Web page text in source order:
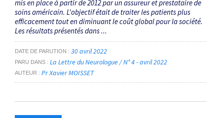
mis en place à partir de 2012 par un assureur et prestataire de
soins américain. L'objectif était de traiter les patients plus
efficacement tout en diminuant le coût global pour la société.
Les résultats présentés dans ...
DATE DE PARUTION 30 avril 2022
PARU DANS La Lettre du Neurologue / N° 4 - avril 2022
AUTEUR Pr Xavier MOISSET